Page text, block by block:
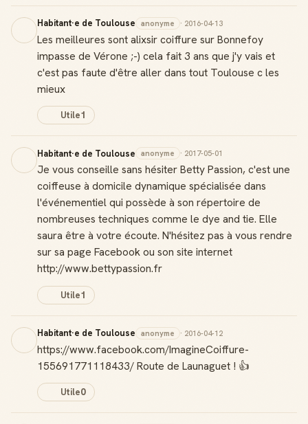
Habitant·e de Toulouse anonyme · 2016-04-13
Les meilleures sont alixsir coiffure sur Bonnefoy
impasse de Vérone ;-) cela fait 3 ans que j'y vais et
c'est pas faute d'être aller dans tout Toulouse c les
mieux
Utile1
Habitant·e de Toulouse anonyme · 2017-05-01
Je vous conseille sans hésiter Betty Passion, c'est une
coiffeuse à domicile dynamique spécialisée dans
l'événementiel qui possède à son répertoire de
nombreuses techniques comme le dye and tie. Elle
saura être à votre écoute. N'hésitez pas à vous rendre
sur sa page Facebook ou son site internet
http://www.bettypassion.fr
Utile1
Habitant·e de Toulouse anonyme · 2016-04-12
https://www.facebook.com/ImagineCoiffure-
155691771118433/ Route de Launaguet ! 👍
Utile0